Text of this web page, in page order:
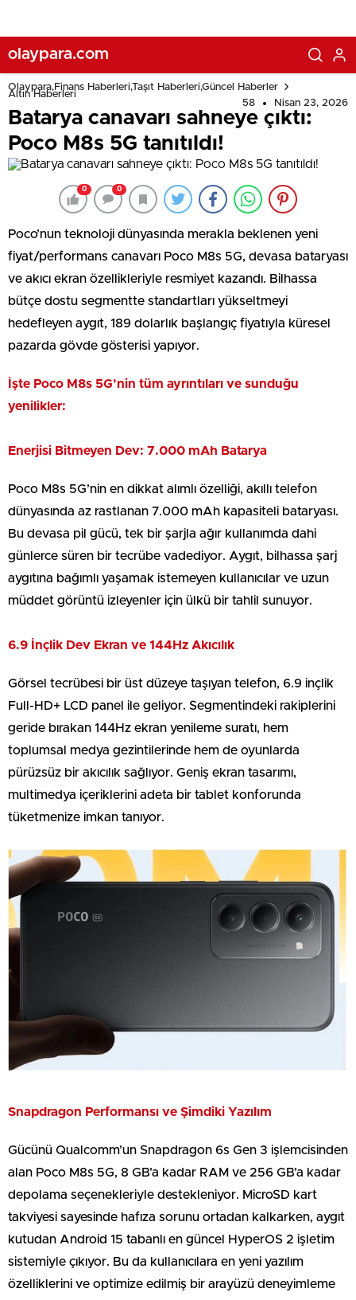
olaypara.com
Olaypara,Finans Haberleri,Taşıt Haberleri,Güncel Haberler
Altın Haberleri
58
Nisan 23, 2026
Batarya canavarı sahneye çıktı:
Poco M8s 5G tanıtıldı!
0 0
Poco’nun teknoloji dünyasında merakla beklenen yeni
fiyat/performans canavarı Poco M8s 5G, devasa bataryası
ve akıcı ekran özellikleriyle resmiyet kazandı. Bilhassa
bütçe dostu segmentte standartları yükseltmeyi
hedefleyen aygıt, 189 dolarlık başlangıç fiyatıyla küresel
pazarda gövde gösterisi yapıyor.
İşte Poco M8s 5G’nin tüm ayrıntıları ve sunduğu
yenilikler:
Enerjisi Bitmeyen Dev: 7.000 mAh Batarya
Poco M8s 5G’nin en dikkat alımlı özelliği, akıllı telefon
dünyasında az rastlanan 7.000 mAh kapasiteli bataryası.
Bu devasa pil gücü, tek bir şarjla ağır kullanımda dahi
günlerce süren bir tecrübe vadediyor. Aygıt, bilhassa şarj
aygıtına bağımlı yaşamak istemeyen kullanıcılar ve uzun
müddet görüntü izleyenler için ülkü bir tahlil sunuyor.
6.9 İnçlik Dev Ekran ve 144Hz Akıcılık
Görsel tecrübesi bir üst düzeye taşıyan telefon, 6.9 inçlik
Full-HD+ LCD panel ile geliyor. Segmentindeki rakiplerini
geride bırakan 144Hz ekran yenileme suratı, hem
toplumsal medya gezintilerinde hem de oyunlarda
pürüzsüz bir akıcılık sağlıyor. Geniş ekran tasarımı,
multimedya içeriklerini adeta bir tablet konforunda
tüketmenize imkan tanıyor.
Snapdragon Performansı ve Şimdiki Yazılım
Gücünü Qualcomm’un Snapdragon 6s Gen 3 işlemcisinden
alan Poco M8s 5G, 8 GB’a kadar RAM ve 256 GB’a kadar
depolama seçenekleriyle destekleniyor. MicroSD kart
takviyesi sayesinde hafıza sorunu ortadan kalkarken, aygıt
kutudan Android 15 tabanlı en güncel HyperOS 2 işletim
sistemiyle çıkıyor. Bu da kullanıcılara en yeni yazılım
özelliklerini ve optimize edilmiş bir arayüzü deneyimleme